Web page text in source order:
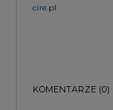
cire.pl
KOMENTARZE (0)